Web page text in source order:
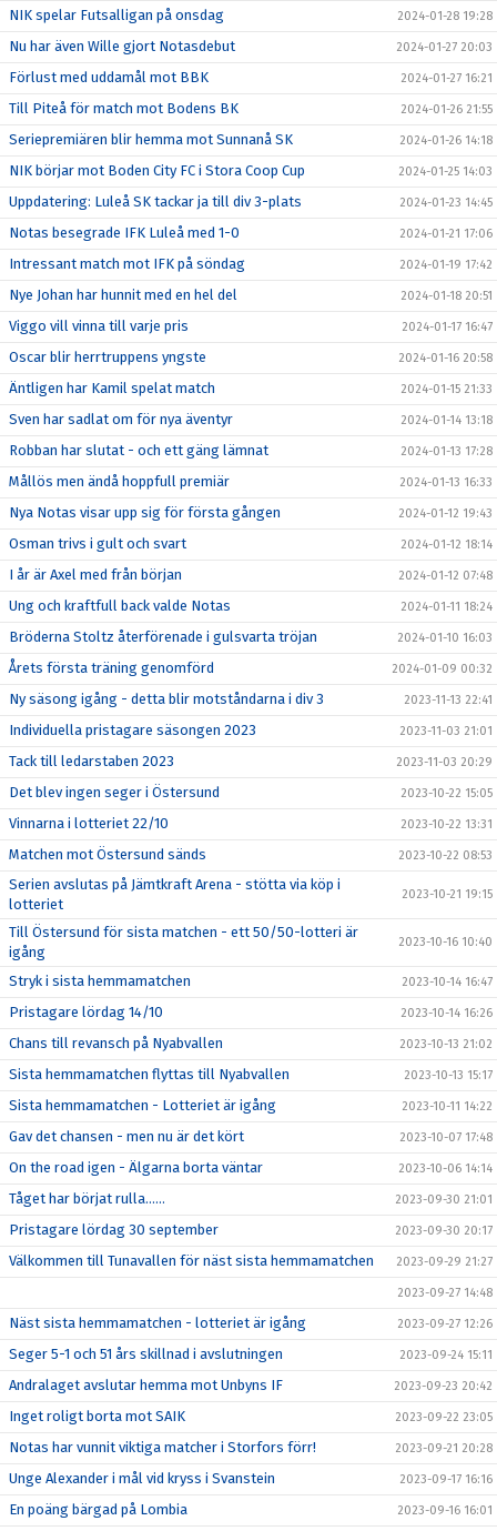
NIK spelar Futsalligan på onsdag 2024-01-28 19:28
Nu har även Wille gjort Notasdebut 2024-01-27 20:03
Förlust med uddamål mot BBK 2024-01-27 16:21
Till Piteå för match mot Bodens BK 2024-01-26 21:55
Seriepremiären blir hemma mot Sunnanå SK 2024-01-26 14:18
NIK börjar mot Boden City FC i Stora Coop Cup 2024-01-25 14:03
Uppdatering: Luleå SK tackar ja till div 3-plats 2024-01-23 14:45
Notas besegrade IFK Luleå med 1-0 2024-01-21 17:06
Intressant match mot IFK på söndag 2024-01-19 17:42
Nye Johan har hunnit med en hel del 2024-01-18 20:51
Viggo vill vinna till varje pris 2024-01-17 16:47
Oscar blir herrtruppens yngste 2024-01-16 20:58
Äntligen har Kamil spelat match 2024-01-15 21:33
Sven har sadlat om för nya äventyr 2024-01-14 13:18
Robban har slutat - och ett gäng lämnat 2024-01-13 17:28
Mållös men ändå hoppfull premiär 2024-01-13 16:33
Nya Notas visar upp sig för första gången 2024-01-12 19:43
Osman trivs i gult och svart 2024-01-12 18:14
I år är Axel med från början 2024-01-12 07:48
Ung och kraftfull back valde Notas 2024-01-11 18:24
Bröderna Stoltz återförenade i gulsvarta tröjan 2024-01-10 16:03
Årets första träning genomförd 2024-01-09 00:32
Ny säsong igång - detta blir motståndarna i div 3 2023-11-13 22:41
Individuella pristagare säsongen 2023 2023-11-03 21:01
Tack till ledarstaben 2023 2023-11-03 20:29
Det blev ingen seger i Östersund 2023-10-22 15:05
Vinnarna i lotteriet 22/10 2023-10-22 13:31
Matchen mot Östersund sänds 2023-10-22 08:53
Serien avslutas på Jämtkraft Arena - stötta via köp i
lotteriet
2023-10-21 19:15
Till Östersund för sista matchen - ett 50/50-lotteri är
igång
2023-10-16 10:40
Stryk i sista hemmamatchen 2023-10-14 16:47
Pristagare lördag 14/10 2023-10-14 16:26
Chans till revansch på Nyabvallen 2023-10-13 21:02
Sista hemmamatchen flyttas till Nyabvallen 2023-10-13 15:17
Sista hemmamatchen - Lotteriet är igång 2023-10-11 14:22
Gav det chansen - men nu är det kört 2023-10-07 17:48
On the road igen - Älgarna borta väntar 2023-10-06 14:14
Tåget har börjat rulla…… 2023-09-30 21:01
Pristagare lördag 30 september 2023-09-30 20:17
Välkommen till Tunavallen för näst sista hemmamatchen 2023-09-29 21:27
2023-09-27 14:48
Näst sista hemmamatchen - lotteriet är igång 2023-09-27 12:26
Seger 5-1 och 51 års skillnad i avslutningen 2023-09-24 15:11
Andralaget avslutar hemma mot Unbyns IF 2023-09-23 20:42
Inget roligt borta mot SAIK 2023-09-22 23:05
Notas har vunnit viktiga matcher i Storfors förr! 2023-09-21 20:28
Unge Alexander i mål vid kryss i Svanstein 2023-09-17 16:16
En poäng bärgad på Lombia 2023-09-16 16:01